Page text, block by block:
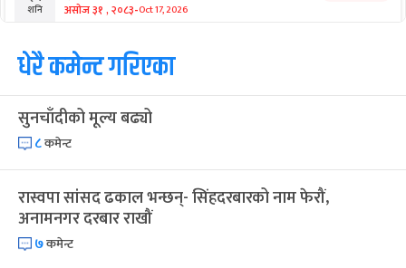
शनि असोज ३१ , २०८३-Oct 17, 2026
१
आइत
कार्तिक सङ्क्रान्ति
कार्तिक १, २०८३-Oct 18, 2026
३
मंगल
महानवमी
कार्तिक ३, २०८३
४
बुध कार्तिक ४, २०८३-Oct 21, 2026
५ पापा‌ङ्कुशा एकादशी व्रत
धेरै कमेन्ट गरिएका
सुनचाँदीको मूल्य बढ्यो
८कमेन्ट
रास्वपा सांसद ढकाल भन्छन्- सिंहदरबारको नाम फेरौं,
अनामनगर दरबार राखौं
७कमेन्ट